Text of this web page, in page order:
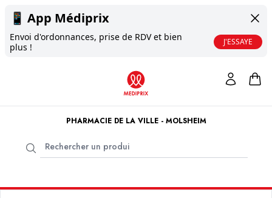
📱 App Médiprix
Envoi d'ordonnances, prise de RDV et bien
plus !
J'ESSAYE
PHARMACIE DE LA VILLE - MOLSHEIM